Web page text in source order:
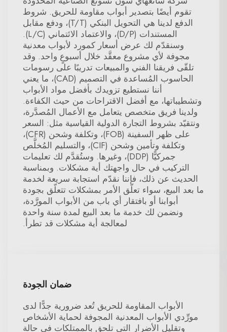
تقوم أيضًا بتصدير أبواب مقاومة للحريق. شروط
الدفع لدينا هي التحويل البنكي (T/T)، ودفع مقابل
المستندات (D/P)، والاعتماد الائتماني (L/C).
وسنقدّم لك عرض أسعار كمورد لأبواب معدنية
مجوفة لأي مشروع معقَّد خلال أسبوعٍ واحد. وقد
تلقّى فريقنا الفني والمبيعات تدريبًا على رسومات
الحاسوب المُساعدة في التصميم (CAD)، ما يعني
أننا نستطيع تزويدك بأفضل مواد الأبواب
وتشطيباتها، مع أفضل الاقتراحات من حيث الكفاءة.
ولدينا فريق متخصص يتعامل مع الأعمال المُصدَّرة،
ونتقيّد بشروط التجارة الدولية القياسية مثل: السعر
على ظهر السفينة (FOB)، وتكلفة وشحن (CFR)،
وتكلفة وتأمين وشحن (CIF)، والتسليم المُخلَّص
جمركيًّا (DDP)، وغيرها. وستُقدَّم لك تعليمات
التركيب في حال واجهتك أية مشكلات. وبمناسبة
الحديث عن ذلك، فإننا نقدّم استجابة سريعة لخدمة
ما بعد البيع، سواء تعلّق الأمر بمشكلات تتعلّق بجودة
أبوابنا أو بافتقار أي باب من الأبواب المورَّدة،
ونضمن لك خدمة ما بعد البيع لمدة سنة واحدة
لمعالجة أية مشكلات قد تطرأ.
ضمان الجودة
الأبواب المقاومة للحريق تُعد ضرورية جدًّا لدى
مورِّدي الأبواب المعدنية المجوفة لحماية الأشخاص
وتقليل الأضرار التي تلحق بالممتلكات في حالة